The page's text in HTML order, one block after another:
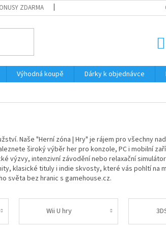
ZDARMA
Výhodná koupě Dárky k objednávce
Naše "Herní zóna | Hry" je rájem pro všechny
široký výběr her pro konzole, PC i mobilní
výzvy, intenzivní závodění nebo relaxační
klasické tituly i indie skvosty, které vás pohltí na
světa bez hranic s gamehouse.cz.
Wii U hry